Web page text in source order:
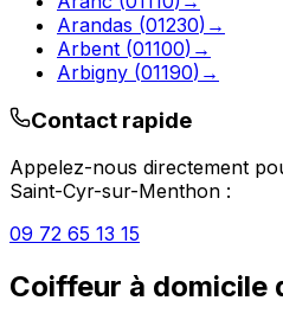
Arandas (01230) →
Arbent (01100) →
Arbigny (01190) →
Contact rapide
Appelez-nous directement
Saint-Cyr-sur-Menthon :
09 72 65 13 15
Coiffeur à domicile